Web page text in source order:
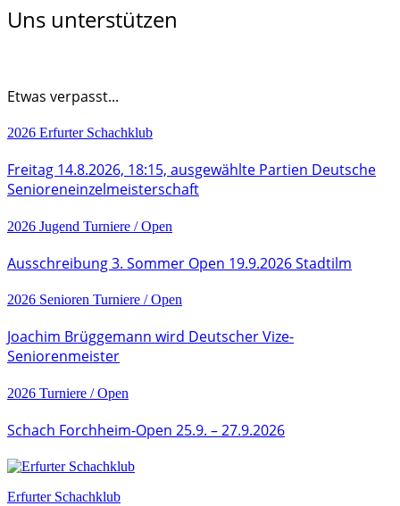
Uns unterstützen
Etwas verpasst...
2026 Erfurter Schachklub
Freitag 14.8.2026, 18:15, ausgewählte Partien Deutsche
Senioreneinzelmeisterschaft
2026 Jugend Turniere / Open
Ausschreibung 3. Sommer Open 19.9.2026 Stadtilm
2026 Senioren Turniere / Open
Joachim Brüggemann wird Deutscher Vize-
Seniorenmeister
2026 Turniere / Open
Schach Forchheim-Open 25.9. – 27.9.2026
Erfurter Schachklub